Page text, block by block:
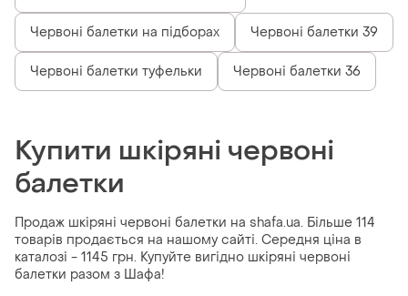
Червоні балетки на підборах Червоні балетки 39
Червоні балетки туфельки Червоні балетки 36
Купити шкіряні червоні
балетки
Продаж шкіряні червоні балетки на shafa.ua. Більше 114
товарів продається на нашому сайті. Середня ціна в
каталозі - 1145 грн. Купуйте вигідно шкіряні червоні
балетки разом з Шафа!